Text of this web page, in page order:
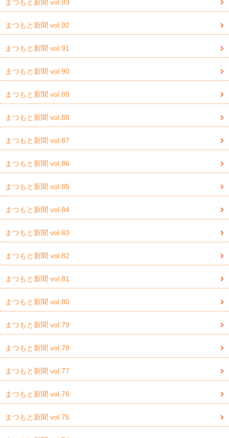
まつもと新聞 vol.93
まつもと新聞 vol.92
まつもと新聞 vol.91
まつもと新聞 vol.90
まつもと新聞 vol.89
まつもと新聞 vol.88
まつもと新聞 vol.87
まつもと新聞 vol.86
まつもと新聞 vol.85
まつもと新聞 vol.84
まつもと新聞 vol.83
まつもと新聞 vol.82
まつもと新聞 vol.81
まつもと新聞 vol.80
まつもと新聞 vol.79
まつもと新聞 vol.78
まつもと新聞 vol.77
まつもと新聞 vol.76
まつもと新聞 vol.75